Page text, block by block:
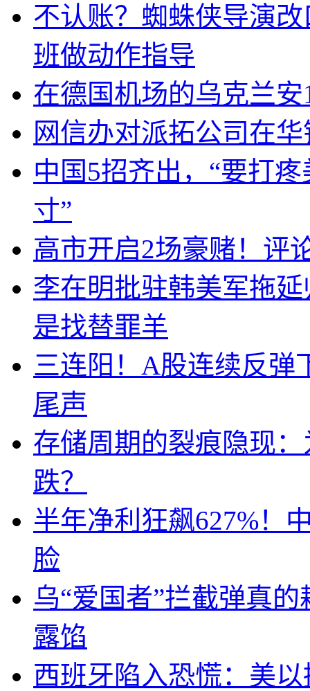
不认账？蜘蛛侠导演
班做动作指导
在德国机场的乌克兰
网信办对派拓公司在
中国5招齐出，“要打
寸”
高市开启2场豪赌！评
李在明批驻韩美军拖
是找替罪羊
三连阳！A股连续反弹
尾声
存储周期的裂痕隐现
跌？
半年净利狂飙627%！
脸
乌“爱国者”拦截弹真
露馅
西班牙陷入恐慌：美